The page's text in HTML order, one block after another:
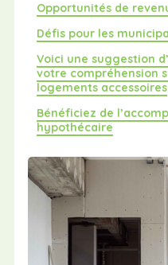
Opportunités de
Défis pour les
Voici une suggestion
votre compréhension
logements accessoires
Bénéficiez de
hypothécaire